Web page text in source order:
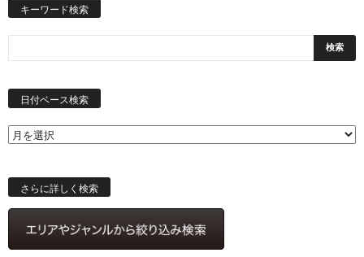
キーワード検索
日付ベース検索
ス
索
さらに詳しく検索